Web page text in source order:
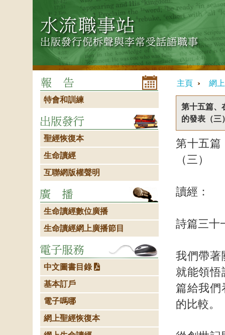
主頁 網
第十五篇、
的發表（三
第十五
（三）
讀經：
詩篇三十
我們帶著
就能領悟
篇給我們
的比較。
特會和訓練
聖經恢復本
生命讀經
互聯網版權聲明
生命讀經數位廣播
生命讀經網上廣播節目
中文圖書目錄
基本訂戶
電子嗎哪
網上聖經恢復本